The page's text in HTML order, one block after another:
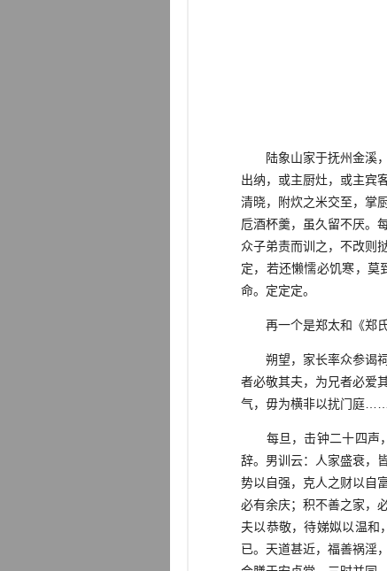
陆象山家于抚州金溪，
出纳，或主厨灶，或主宾
清晓，附炊之米交至，掌
卮酒杯羹，虽久留不厌。
众子弟责而训之，不改则
定，若还懒懦必饥寒，莫
命。定定定。
再一个是郑太和《郑氏
朔望，家长率众参谒祠
者必敬其夫，为兄者必爱
气，毋为横非以扰门庭……
每旦，击钟二十四声，
辞。男训云：人家盛衰，
势以自强，克人之财以自
必有余庆；积不善之家，
夫以恭敬，待娣姒以温和
已。天道甚近，福善祸淫